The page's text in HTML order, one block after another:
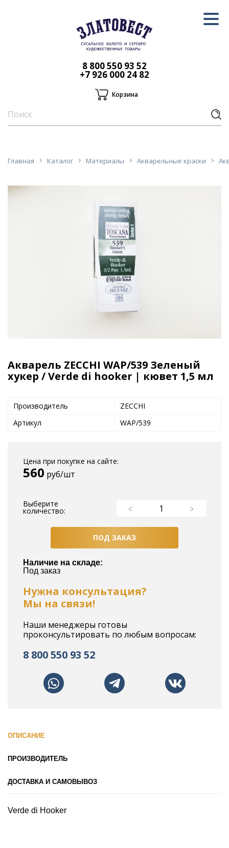
8 800 550 93 52
+7 926 000 24 82
Корзина
Главная Каталог Материалы Акварельные краски
Акварель ZECCHI WAP/539 Зеленый
хукер / Verde di hooker | кювет 1,5 мл
Производитель
ZECCHI
Артикул
WAP/539
Цена при покупке на сайте:
560 руб/шт
Выберите
количество:
ПОД ЗАКАЗ
Наличие на складе:
Под заказ
Нужна консультация?
Мы на связи!
Наши менеджеры готовы
проконсультировать по любым вопросам:
8 800 550 93 52
ОПИСАНИЕ
ПРОИЗВОДИТЕЛЬ
ДОСТАВКА И САМОВЫВОЗ
Verde di Hooker